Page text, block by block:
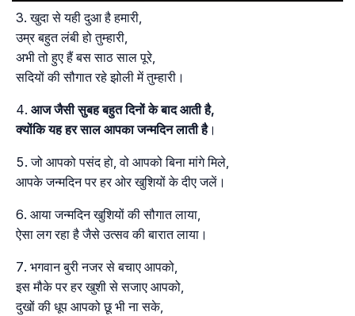
खुदा से यही दुआ है हमारी,
उम्र बहुत लंबी हो तुम्हारी,
अभी तो हुए हैं बस साठ साल पूरे,
सदियों की सौगात रहे झोली में तुम्हारी।
आज जैसी सुबह बहुत दिनों के बाद आती है,
क्योंकि यह हर साल आपका जन्मदिन लाती है।
जो आपको पसंद हाे, वो आपको बिना मांगे मिले,
आपके जन्मदिन पर हर ओर खुशियों के दीए जलें।
आया जन्मदिन खुशियों की सौगात लाया,
ऐसा लग रहा है जैसे उत्सव की बारात लाया।
भगवान बुरी नजर से बचाए आपको,
इस मौके पर हर खुशी से सजाए आपको,
दुखों की धूप आपको छू भी ना सके,